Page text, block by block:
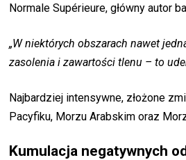
Normale Supérieure, główny autor
„W niektórych obszarach nawet
zasolenia i zawartości tlenu – to
Najbardziej intensywne, złożone
Pacyfiku, Morzu Arabskim oraz
Kumulacja negatywnych